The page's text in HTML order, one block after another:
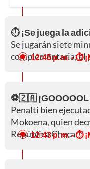
⏱️ ¡Se juega la
Se jugarán siete
complementaria; el
12:45 p. m.- ⏱️
⚽🇿🇦
Penalti bien
Mokoena, quien
República Checa.
12:43 p. m.- ⏱️